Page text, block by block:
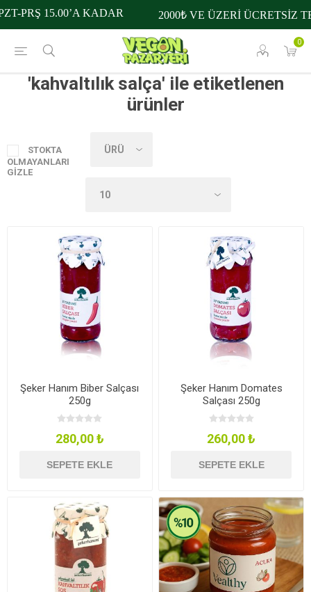
0
PRŞ 15.00’A KADAR 2000₺ VE ÜZERİ ÜCRETSİZ
'kahvaltılık salça' ile etiketlenen
ürünler
STOKTA
OLMAYANLARI
GIZLE
Şeker Hanım Biber Salçası
250g
280,00 ₺
SEPETE EKLE
Şeker Hanım Domates
Salçası 250g
260,00 ₺
SEPETE EKLE